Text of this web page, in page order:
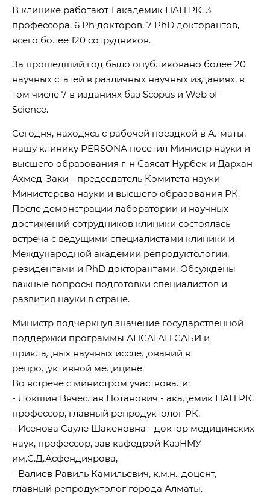
В клинике работают 1 академик НАН РК, 3
профессора, 6 Ph докторов, 7 PhD докторантов,
всего более 120 сотрудников.
За прошедший год было опубликовано более 20
научных статей в различных научных изданиях, в
том числе 7 в изданиях баз Scopus и Web of
Science.
Сегодня, находясь с рабочей поездкой в Алматы,
нашу клинику PERSONA посетил Министр науки и
высшего образования г-н Саясат Нурбек и Дархан
Ахмед-Заки - председатель Комитета науки
Министерсва науки и высшего образования РК.
После демонстрации лаборатории и научных
достижений сотрудников клиники состоялась
встреча с ведущими специалистами клиники и
Международной академии репродуктологии,
резидентами и PhD докторантами. Обсуждены
важные вопросы подготовки специалистов и
развития науки в стране.
Министр подчеркнул значение государственной
поддержки программы АНСАГАН САБИ и
прикладных научных исследований в
репродуктивной медицине.
Во встрече с министром участвовали:
- Локшин Вячеслав Нотанович - академик НАН РК,
профессор, главный репродуктолог РК.
- Исенова Сауле Шакеновна - доктор медицинских
наук, профессор, зав кафедрой КазНМУ
им.С.Д.Асфендиярова,
- Валиев Равиль Камильевич, к.м.н., доцент,
главный репродуктолог города Алматы.